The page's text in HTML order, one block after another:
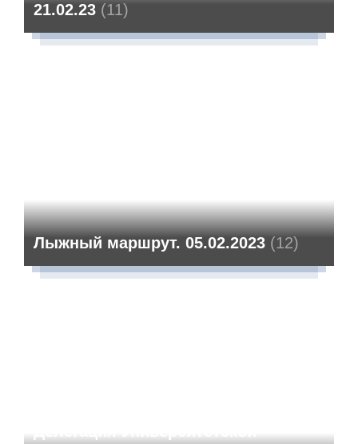
21.02.23 (11)
Лыжный маршрут. 05.02.2023 (12)